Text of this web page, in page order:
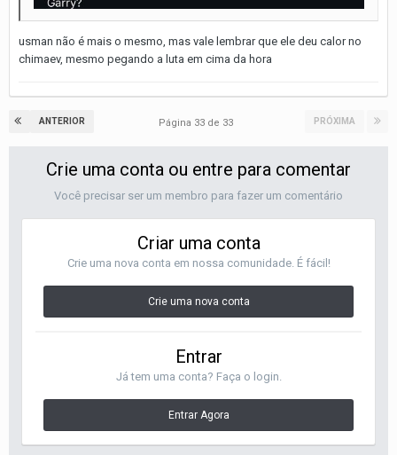
usman não é mais o mesmo, mas vale lembrar que ele deu calor no
chimaev, mesmo pegando a luta em cima da hora
ANTERIOR PRÓXIMA
Página 33 de 33
Crie uma conta ou entre para comentar
Você precisar ser um membro para fazer um comentário
Criar uma conta
Crie uma nova conta em nossa comunidade. É fácil!
Crie uma nova conta
Entrar
Já tem uma conta? Faça o login.
Entrar Agora